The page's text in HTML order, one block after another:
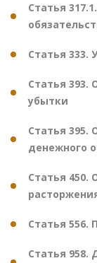
Статья
Статья 333.
Статья 393.
убытки
Статья 395.
денежного
Статья 450.
Статья
Статья 958.